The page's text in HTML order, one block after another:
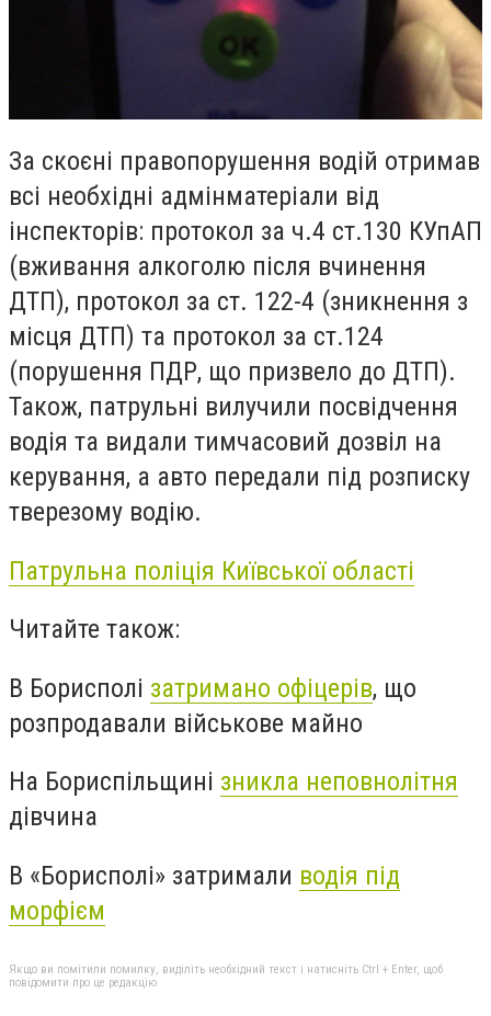
За скоєні правопорушення водій отримав
всі необхідні адмінматеріали від
інспекторів: протокол за ч.4 ст.130 КУпАП
(вживання алкоголю після вчинення
ДТП), протокол за ст. 122-4 (зникнення з
місця ДТП) та протокол за ст.124
(порушення ПДР, що призвело до ДТП).
Також, патрульні вилучили посвідчення
водія та видали тимчасовий дозвіл на
керування, а авто передали під розписку
тверезому водію.
Патрульна поліція Київської області
Читайте також:
В Борисполі затримано офіцерів, що
розпродавали військове майно
На Бориспільщині зникла неповнолітня
дівчина
В «Борисполі» затримали водія під
морфієм
Якщо ви помітили помилку, виділіть необхідний текст і натисніть Ctrl + Enter, щоб
повідомити про це редакцію